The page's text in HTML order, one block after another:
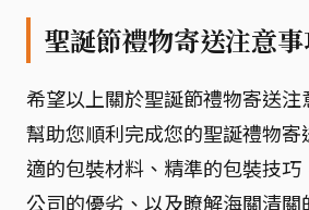
聖誕節禮物寄送注意
希望以上關於聖誕節禮物寄送
幫助您順利完成您的聖誕禮物
適的包裝材料、精準的包裝技
公司的優劣、以及瞭解海關清